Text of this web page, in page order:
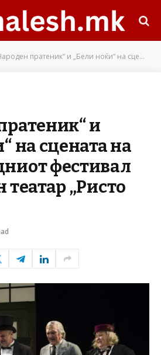
пратеник“ и „Бели ноќи“ на сцената на Меѓународниот фестивал на камерен театар „Ристо Шишков“
и
на сцената на
фестивал
театар „Ристо